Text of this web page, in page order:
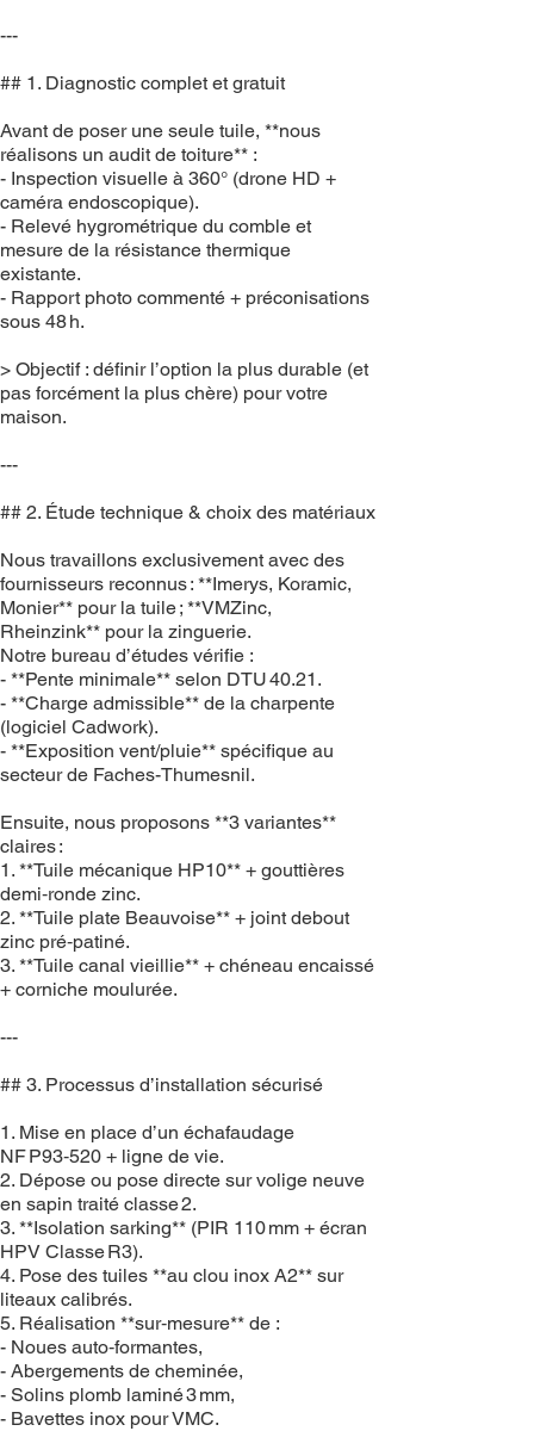
---
## 1. Diagnostic complet et gratuit
Avant de poser une seule tuile, **nous
réalisons un audit de toiture** :
- Inspection visuelle à 360° (drone HD +
caméra endoscopique).
- Relevé hygrométrique du comble et
mesure de la résistance thermique
existante.
- Rapport photo commenté + préconisations
sous 48 h.
> Objectif : définir l’option la plus durable (et
pas forcément la plus chère) pour votre
maison.
---
## 2. Étude technique & choix des matériaux
Nous travaillons exclusivement avec des
fournisseurs reconnus : **Imerys, Koramic,
Monier** pour la tuile ; **VMZinc,
Rheinzink** pour la zinguerie.
Notre bureau d’études vérifie :
- **Pente minimale** selon DTU 40.21.
- **Charge admissible** de la charpente
(logiciel Cadwork).
- **Exposition vent/pluie** spécifique au
secteur de Faches-Thumesnil.
Ensuite, nous proposons **3 variantes**
claires :
1. **Tuile mécanique HP10** + gouttières
demi‑ronde zinc.
2. **Tuile plate Beauvoise** + joint debout
zinc pré‑patiné.
3. **Tuile canal vieillie** + chéneau encaissé
+ corniche moulurée.
---
## 3. Processus d’installation sécurisé
1. Mise en place d’un échafaudage
NF P93‑520 + ligne de vie.
2. Dépose ou pose directe sur volige neuve
en sapin traité classe 2.
3. **Isolation sarking** (PIR 110 mm + écran
HPV Classe R3).
4. Pose des tuiles **au clou inox A2** sur
liteaux calibrés.
5. Réalisation **sur‑mesure** de :
- Noues auto‑formantes,
- Abergements de cheminée,
- Solins plomb laminé 3 mm,
- Bavettes inox pour VMC.